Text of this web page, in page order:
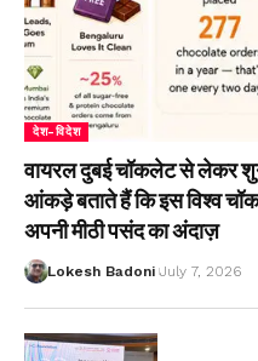
देश-विदेश
वायरल दुबई चॉकलेट से लेकर
आंकड़े बताते हैं कि इस विश्व
अपनी मीठी पसंद का अंदाज़
Lokesh Badoni July 7, 2026